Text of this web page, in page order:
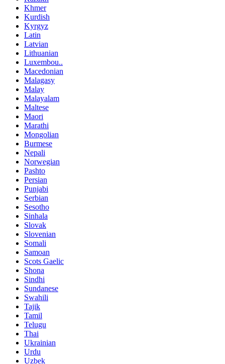
Khmer
Kurdish
Kyrgyz
Latin
Latvian
Lithuanian
Luxembou..
Macedonian
Malagasy
Malay
Malayalam
Maltese
Maori
Marathi
Mongolian
Burmese
Nepali
Norwegian
Pashto
Persian
Punjabi
Serbian
Sesotho
Sinhala
Slovak
Slovenian
Somali
Samoan
Scots Gaelic
Shona
Sindhi
Sundanese
Swahili
Tajik
Tamil
Telugu
Thai
Ukrainian
Urdu
Uzbek